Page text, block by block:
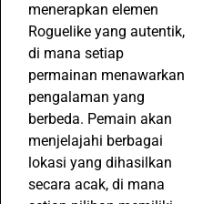
menerapkan elemen
Roguelike yang autentik,
di mana setiap
permainan menawarkan
pengalaman yang
berbeda. Pemain akan
menjelajahi berbagai
lokasi yang dihasilkan
secara acak, di mana